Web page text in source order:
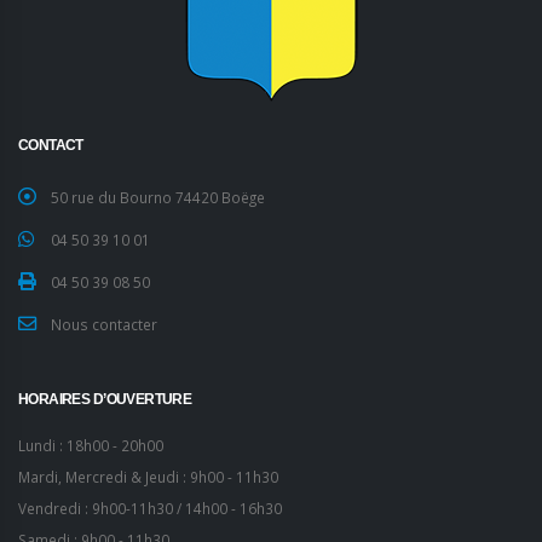
CONTACT
50 rue du Bourno 74420 Boëge
04 50 39 10 01
04 50 39 08 50
Nous contacter
HORAIRES D’OUVERTURE
Lundi : 18h00 - 20h00
Mardi, Mercredi & Jeudi : 9h00 - 11h30
Vendredi : 9h00-11h30 / 14h00 - 16h30